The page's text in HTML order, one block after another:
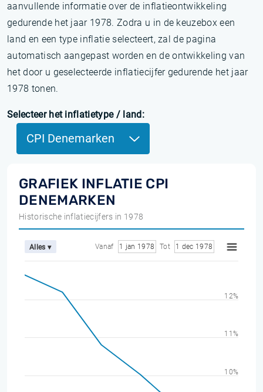
aanvullende informatie over de inflatieontwikkeling
gedurende het jaar 1978. Zodra u in de keuzebox een
land en een type inflatie selecteert, zal de pagina
automatisch aangepast worden en de ontwikkeling van
het door u geselecteerde inflatiecijfer gedurende het jaar
1978 tonen.
Selecteer het inflatietype / land:
CPI Denemarken
GRAFIEK INFLATIE CPI
DENEMARKEN
Historische inflatiecijfers in 1978
Alles ▾ Vanaf 1 jan 1978 Tot 1 dec 1978
10%
11%
12%